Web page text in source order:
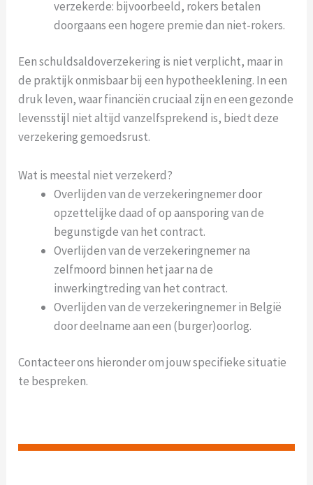
verzekerde: bijvoorbeeld, rokers betalen
doorgaans een hogere premie dan niet-rokers.
Een schuldsaldoverzekering is niet verplicht, maar in
de praktijk onmisbaar bij een hypotheeklening. In een
druk leven, waar financiën cruciaal zijn en een gezonde
levensstijl niet altijd vanzelfsprekend is, biedt deze
verzekering gemoedsrust.
Wat is meestal niet verzekerd?
Overlijden van de verzekeringnemer door
opzettelijke daad of op aansporing van de
begunstigde van het contract.
Overlijden van de verzekeringnemer na
zelfmoord binnen het jaar na de
inwerkingtreding van het contract.
Overlijden van de verzekeringnemer in België
door deelname aan een (burger)oorlog.
Contacteer ons hieronder om jouw specifieke situatie
te bespreken.